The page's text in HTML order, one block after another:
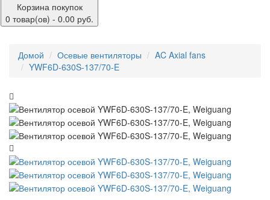
Корзина покупок
0 товар(ов) - 0.00 руб.
Домой Осевые вентиляторы
AC Axial fans
YWF6D-630S-137/70-E